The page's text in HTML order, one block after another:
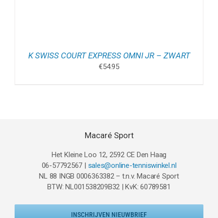
K SWISS COURT EXPRESS OMNI JR – ZWART
€54.95
Macaré Sport
Het Kleine Loo 12, 2592 CE Den Haag
06-57792567 | sales@online-tenniswinkel.nl
NL 88 INGB 0006363382 – t.n.v. Macaré Sport
BTW: NL001538209B32 | KvK: 60789581
INSCHRIJVEN NIEUWBRIEF